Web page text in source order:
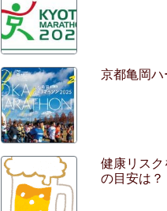
京都亀岡
健康リス
の目安は？